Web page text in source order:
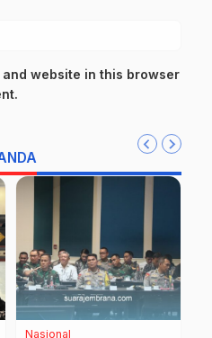
and website in this browser
Nasional